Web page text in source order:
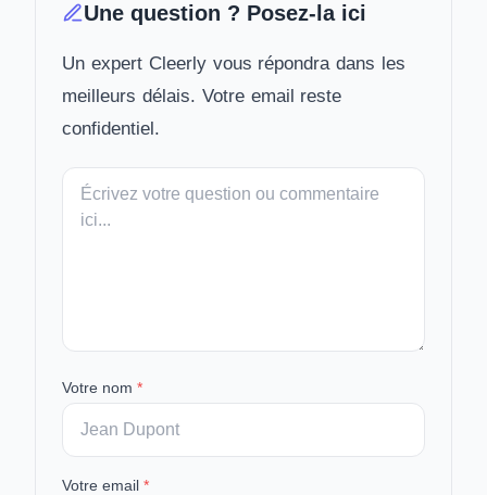
Une question ? Posez-la ici
Un expert Cleerly vous répondra dans les
meilleurs délais. Votre email reste
confidentiel.
Votre
message
Votre nom *
Votre email *